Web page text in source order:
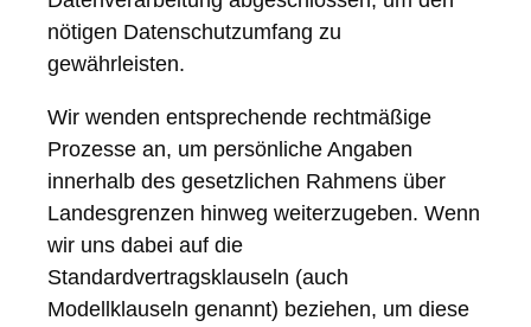
nötigen Datenschutzumfang zu
gewährleisten.
Wir wenden entsprechende rechtmäßige
Prozesse an, um persönliche Angaben
innerhalb des gesetzlichen Rahmens über
Landesgrenzen hinweg weiterzugeben. Wenn
wir uns dabei auf die
Standardvertragsklauseln (auch
Modellklauseln genannt) beziehen, um diese